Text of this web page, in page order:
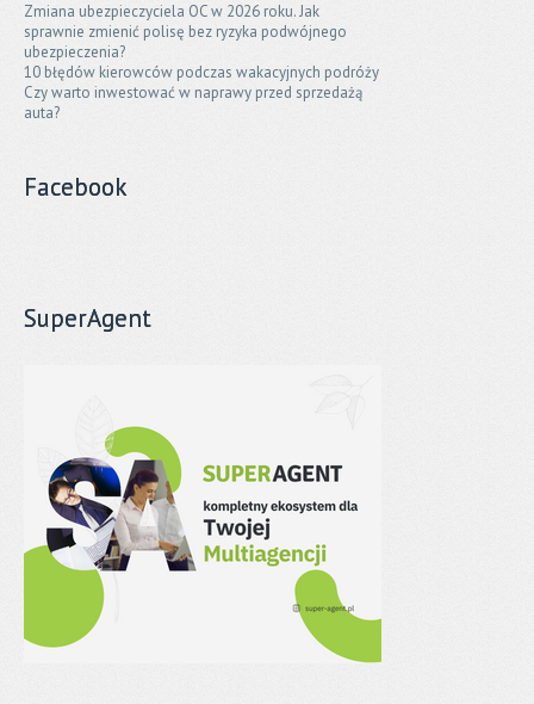
Zmiana ubezpieczyciela OC w 2026 roku. Jak
sprawnie zmienić polisę bez ryzyka podwójnego
ubezpieczenia?
10 błędów kierowców podczas wakacyjnych podróży
Czy warto inwestować w naprawy przed sprzedażą
auta?
Facebook
SuperAgent